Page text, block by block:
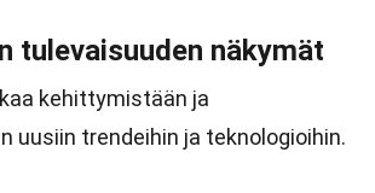
tulevaisuuden näkymät
kehittymistään ja
uusiin trendeihin ja teknologioihin.